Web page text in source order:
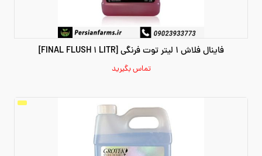
فاینال فلاش 1 لیتر توت فرنگی [FINAL FLUSH 1 LITR]
تماس بگیرید